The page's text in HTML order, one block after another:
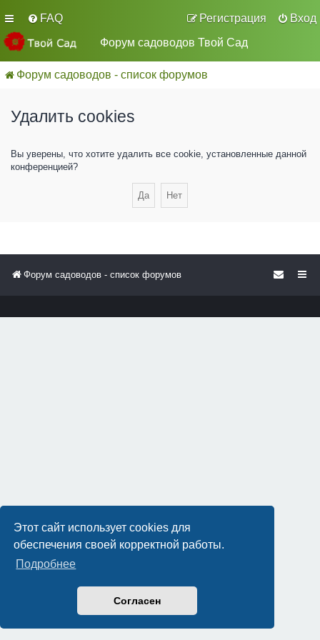
Этот сайт использует cookies для
обеспечения своей корректной работы.
Подробнее
Согласен
FAQ Вход
Регистрация
Форум садоводов Твой Сад
Форум садоводов - список форумов
Удалить cookies
Вы уверены, что хотите удалить все cookie, установленные данной
конференцией?
Форум садоводов - список форумов